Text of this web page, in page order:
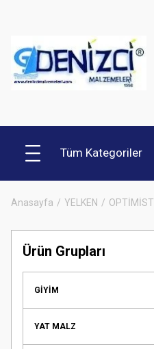
Tüm Kategoriler
Anasayfa YELKEN OPTİMİST
Ürün Grupları
GİYİM
YAT MALZ